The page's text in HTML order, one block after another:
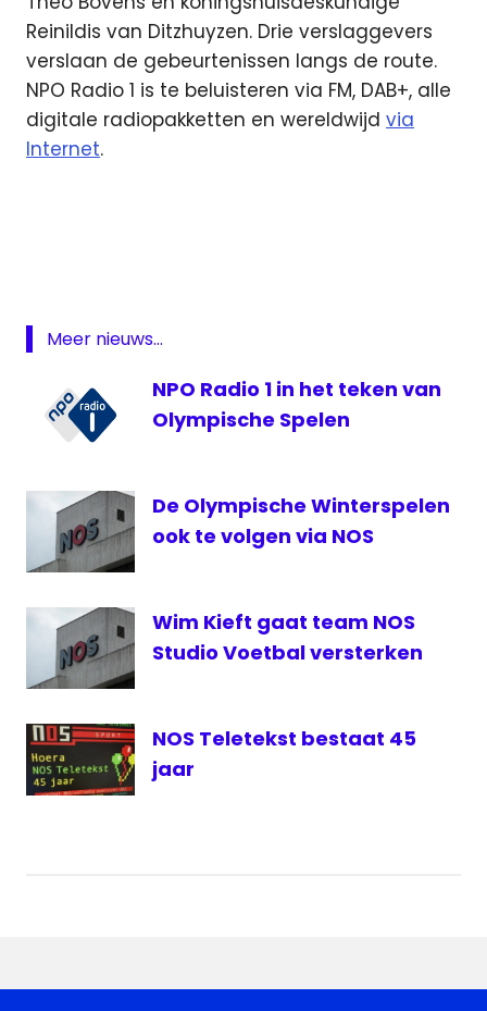
Reinildis van Ditzhuyzen. Drie verslaggevers
verslaan de gebeurtenissen langs de route.
NPO Radio 1 is te beluisteren via FM, DAB+, alle
digitale radiopakketten en wereldwijd via
Internet.
NOS
Radio
Meer nieuws...
NPO Radio 1 in het teken van
Olympische Spelen
De Olympische Winterspelen
ook te volgen via NOS
Wim Kieft gaat team NOS
Studio Voetbal versterken
NOS Teletekst bestaat 45
jaar